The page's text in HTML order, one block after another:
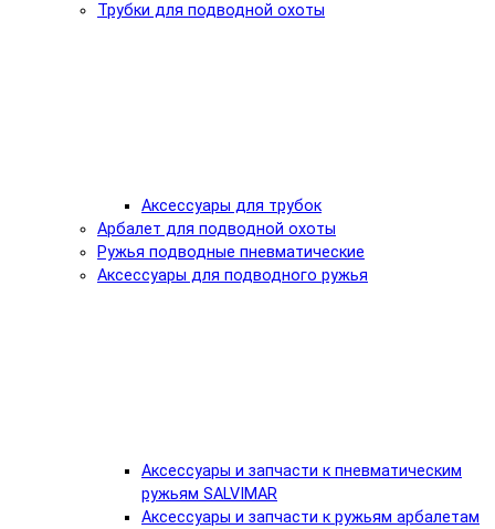
Трубки для подводной охоты
Аксессуары для трубок
Арбалет для подводной охоты
Ружья подводные пневматические
Аксессуары для подводного ружья
Аксессуары и запчасти к пневматическим
ружьям SALVIMAR
Аксессуары и запчасти к ружьям арбалетам